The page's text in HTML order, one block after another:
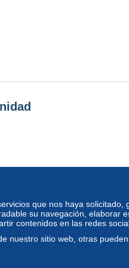
que nos haya solicitado,
su navegación, elaborar
contenidos en las redes
nuestro sitio web, otras
estándar